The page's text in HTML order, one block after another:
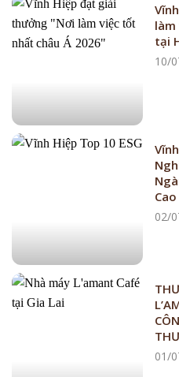
làm
tại
10/
Cao
02/
01/